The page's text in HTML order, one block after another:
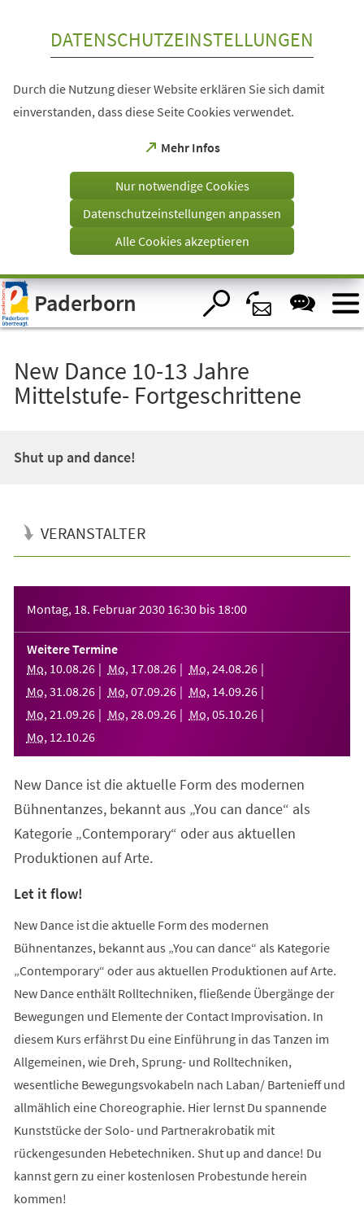
Visuelle
Assistenzsoftware
öffnen.
DATENSCHUTZEINSTELLUNGEN
Durch die Nutzung dieser Website erklären Sie sich damit
einverstanden, dass diese Seite Cookies verwendet.
Mehr Infos
(Öffnet
einem
Tab)
Nur notwendige Cookies
Datenschutzeinstellungen anpassen
Alle Cookies akzeptieren
Paderborn
New Dance 10-13 Jahre
Mittelstufe- Fortgeschrittene
Shut up and dance!
VERANSTALTER
Montag, 18. Februar 2030 16:30 bis 18:00
Weitere Termine
Mo, 10.08.26 Mo, 17.08.26 Mo, 24.08.26
Mo, 31 .08.26 Mo, 07.09.26 Mo, 14.09.26
Mo, 21 .09.26 Mo, 28.09.26 Mo, 05.10.26
Mo, 12.10.26
New Dance ist die aktuelle Form des modernen
Bühnentanzes, bekannt aus „You can dance“ als
Kategorie „Contemporary“ oder aus aktuellen
Produktionen auf Arte.
Let it flow!
New Dance ist die aktuelle Form des modernen
Bühnentanzes, bekannt aus „You can dance“ als Kategorie
„Contemporary“ oder aus aktuellen Produktionen auf Arte.
New Dance enthält Rolltechniken, fließende Übergänge der
Bewegungen und Elemente der Contact Improvisation. In
diesem Kurs erfährst Du eine Einführung in das Tanzen im
Allgemeinen, wie Dreh, Sprung- und Rolltechniken,
wesentliche Bewegungsvokabeln nach Laban/ Bartenieff und
allmählich eine Choreographie. Hier lernst Du spannende
Kunststücke der Solo- und Partnerakrobatik mit
rückengesunden Hebetechniken. Shut up and dance! Du
kannst gern zu einer kostenlosen Probestunde herein
kommen!